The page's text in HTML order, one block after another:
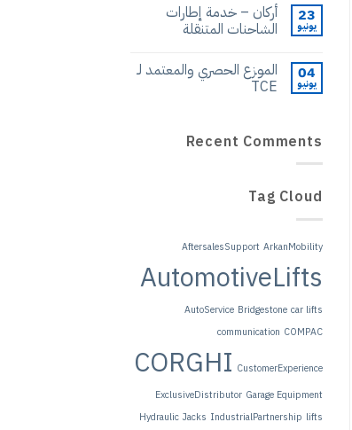
23
يونيو
أركان – خدمة إطارات
الشاحنات المتنقلة
04
يونيو
الموزع الحصري والمعتمد لـ
TCE
Recent Comments
Tag Cloud
AftersalesSupport ArkanMobility
AutomotiveLifts
AutoService Bridgestone car lifts
communication COMPAC
CORGHI CustomerExperience
ExclusiveDistributor Garage Equipment
Hydraulic Jacks IndustrialPartnership lifts